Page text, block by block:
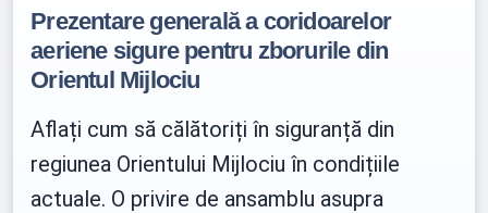
Prezentare generală a coridoarelor
aeriene sigure pentru zborurile din
Orientul Mijlociu
Aflați cum să călătoriți în siguranță din
regiunea Orientului Mijlociu în condițiile
actuale. O privire de ansamblu asupra